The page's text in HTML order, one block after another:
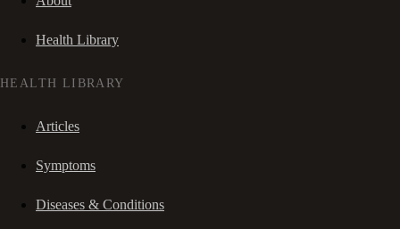
Health Library
HEALTH LIBRARY
Articles
Symptoms
Diseases & Conditions